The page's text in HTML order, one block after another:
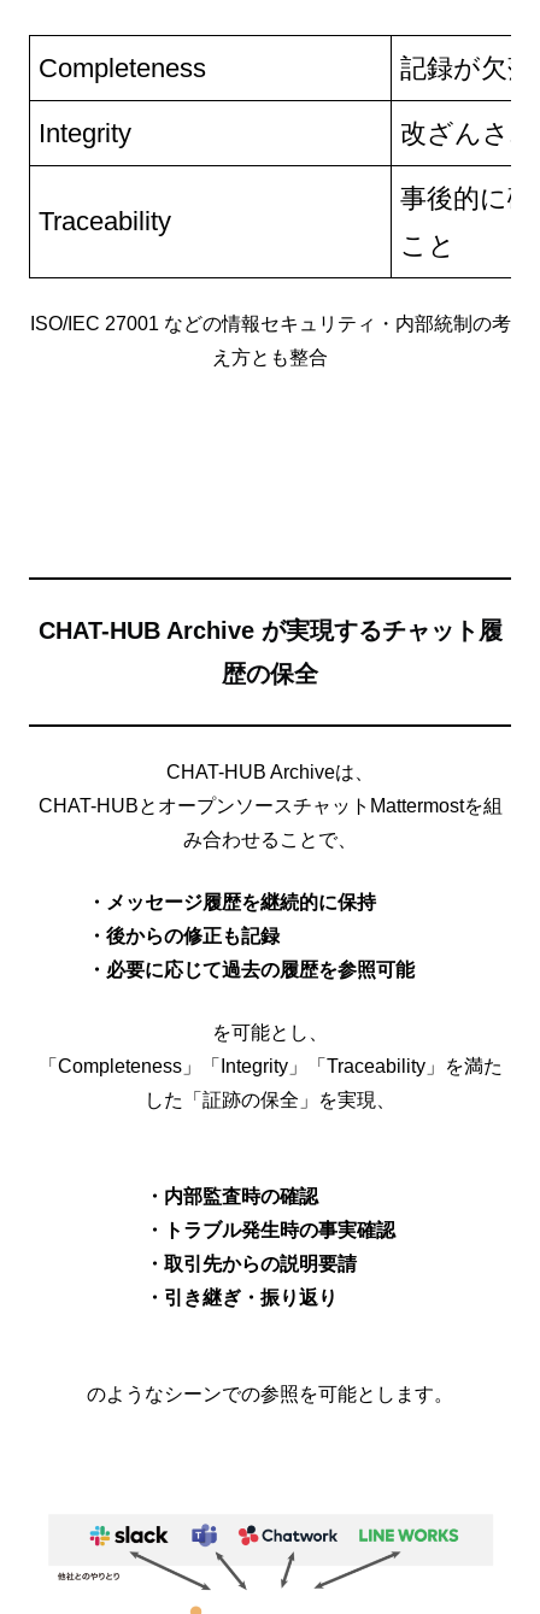
Completeness 記録が欠
Integrity 改ざんさ
Traceability
事後的に
こと
ISO/IEC 27001 などの情報セキュリティ・内部統制の考
え方とも整合
CHAT-HUB Archive が実現するチャット履
歴の保全
CHAT-HUB Archiveは、
CHAT-HUBとオープンソースチャットMattermostを組
み合わせることで、
・メッセージ履歴を継続的に保持
・後からの修正も記録
・必要に応じて過去の履歴を参照可能
を可能とし、
「Completeness」「Integrity」「Traceability」を満た
した「証跡の保全」を実現、
・内部監査時の確認
・トラブル発生時の事実確認
・取引先からの説明要請
・引き継ぎ・振り返り
のようなシーンでの参照を可能とします。